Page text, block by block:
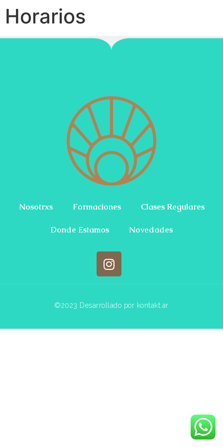
Horarios
Nosotrxs Formaciones Clases Regulares
Donde Estamos Novedades
©2023 Desarrollado por kontakt.ar